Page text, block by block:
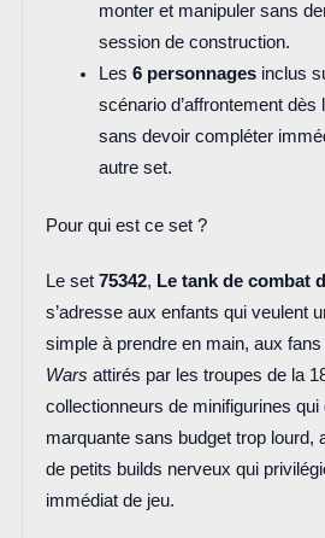
monter et manipuler sans
session de construction.
Les 6 personnagesinclus
scénario d’affrontement dès
sans devoir compléter
autre set.
Pour qui est ce set ?
Le set 75342, Le tank de combat
s’adresse aux enfants qui veulent
simple à prendre en main, aux fans
Wars attirés par les troupes de la
collectionneurs de minifigurines
marquante sans budget trop lourd,
de petits builds nerveux qui
immédiat de jeu.